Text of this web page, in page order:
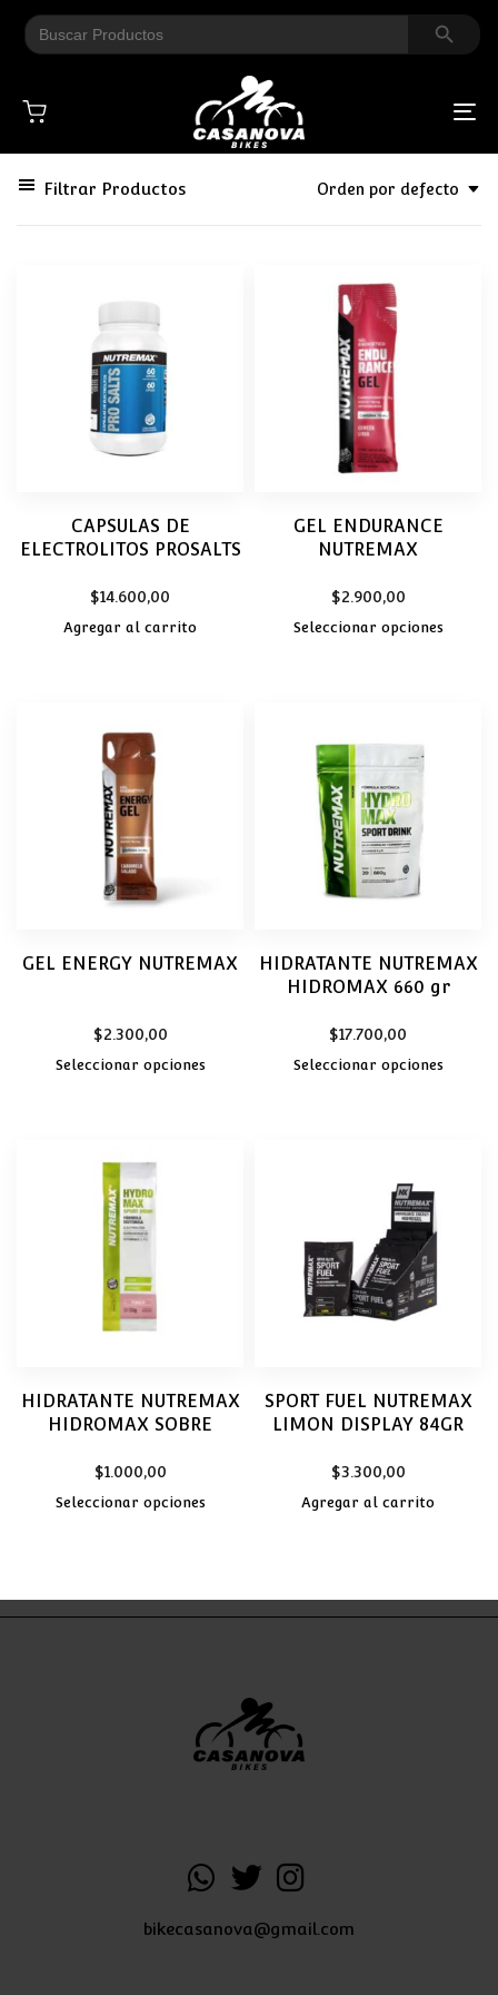
Search
for:
Search Button
Filtrar Productos Orden por defecto
CAPSULAS DE
ELECTROLITOS PROSALTS
$14.600,00
Agregar al carrito
GEL ENDURANCE
NUTREMAX
$2.900,00
Seleccionar opciones
GEL ENERGY NUTREMAX
$2.300,00
Seleccionar opciones
HIDRATANTE NUTREMAX
HIDROMAX 660 gr
$17.700,00
Seleccionar opciones
HIDRATANTE NUTREMAX
HIDROMAX SOBRE
$1.000,00
Seleccionar opciones
SPORT FUEL NUTREMAX
LIMON DISPLAY 84GR
$3.300,00
Agregar al carrito
bikecasanova@gmail.com